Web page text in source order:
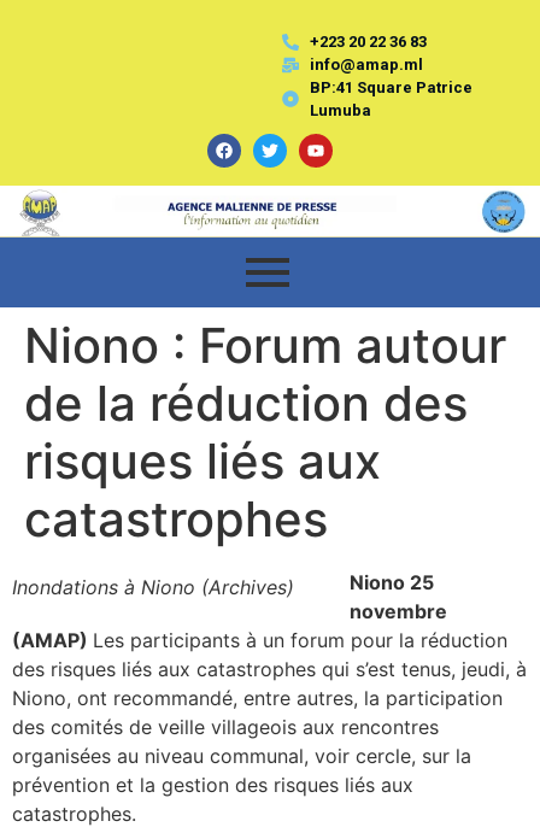
+223 20 22 36 83
info@amap.ml
BP:41 Square Patrice
Lumuba
Niono : Forum autour
de la réduction des
risques liés aux
catastrophes
Inondations à Niono (Archives)
Niono 25
novembre
(AMAP) Les participants à un forum pour la réduction
des risques liés aux catastrophes qui s’est tenus, jeudi, à
Niono, ont recommandé, entre autres, la participation
des comités de veille villageois aux rencontres
organisées au niveau communal, voir cercle, sur la
prévention et la gestion des risques liés aux
catastrophes.